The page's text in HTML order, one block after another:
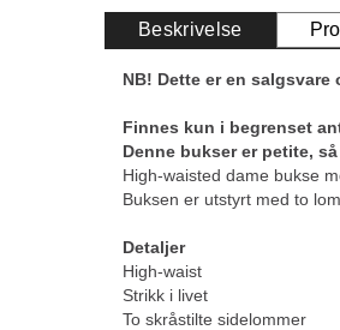
Beskrivelse
NB! Dette er en
Finnes kun i begrenset
Denne bukser er petite,
High-waisted dame bukse
Buksen er utstyrt med to
Detaljer
High-waist
Strikk i livet
To skråstilte sidelommer